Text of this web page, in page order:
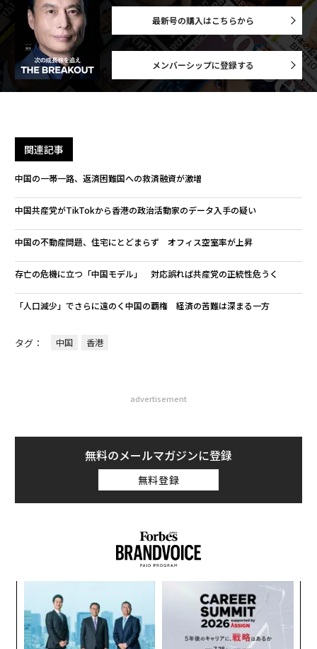
最新号の購入はこちらから
メンバーシップに登録する
関連記事
中国の一帯一路、返済困難国への救済融資が激増
中国共産党がTikTokから香港の政治活動家のデータ入手の疑い
中国の不動産問題、住宅にとどまらず オフィス空室率が上昇
存亡の危機に立つ「中国モデル」 対応誤れば共産党の正統性危うく
「人口減少」でさらに遠のく中国の覇権 経済の苦難は深まる一方
タグ： 中国 香港
advertisement
無料のメールマガジンに登録
無料登録